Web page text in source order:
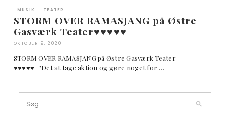
MUSIK TEATER
STORM OVER RAMASJANG på Østre
Gasværk Teater♥︎♥︎♥︎♥︎♥︎
OKTOBER 9, 2020
STORM OVER RAMASJANG på Østre Gasværk Teater
♥︎♥︎♥︎♥︎♥︎ "Det at tage aktion og gøre noget for …